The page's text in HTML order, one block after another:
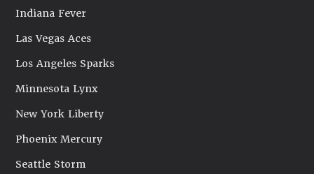
Indiana Fever
Las Vegas Aces
Los Angeles Sparks
Minnesota Lynx
New York Liberty
Phoenix Mercury
Seattle Storm